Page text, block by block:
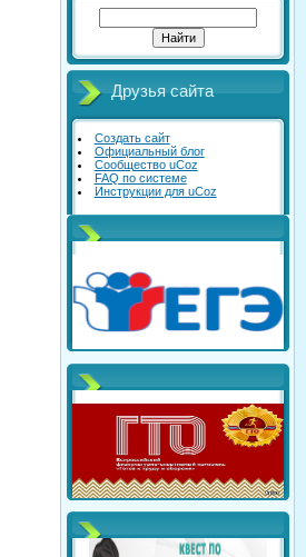
Друзья сайта
Создать сайт
Официальный блог
Сообщество uCoz
FAQ по системе
Инструкции для uCoz